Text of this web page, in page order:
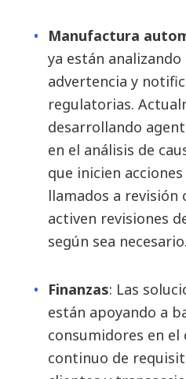
Manufactura
ya están
advertencia y
regulatorias.
desarrollando
en el análisis de
que inicien
llamados a revisión
activen revisiones
según sea necesario.
Finanzas: Las
están apoyando a
consumidores en
continuo de